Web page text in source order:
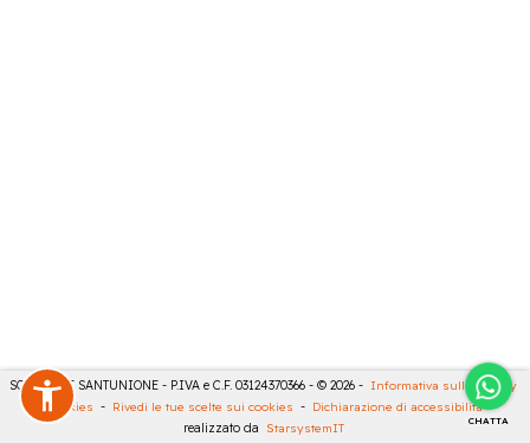
CHATTA
SONCINI E SANTUNIONE - P.IVA e C.F. 03124370366 - © 2026 - Informativa sulla privacy
Cookies - Rivedi le tue scelte sui cookies - Dichiarazione di accessibilità -
realizzato da StarsystemIT